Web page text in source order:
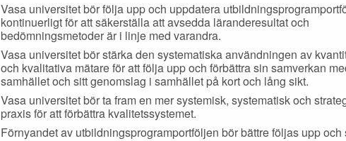
Vasa universitet bör följa upp och uppdatera
kontinuerligt för att säkerställa att avsedda läranderesultat och
bedömningsmetoder är i linje med varandra.
Vasa universitet bör stärka den systematiska användningen av
och kvalitativa mätare för att följa upp och förbättra sin samverkan
samhället och sitt genomslag i samhället på kort och lång sikt.
Vasa universitet bör ta fram en mer systemisk, systematisk och
praxis för att förbättra kvalitetssystemet.
Förnyandet av utbildningsprogramportföljen bör bättre följas upp och